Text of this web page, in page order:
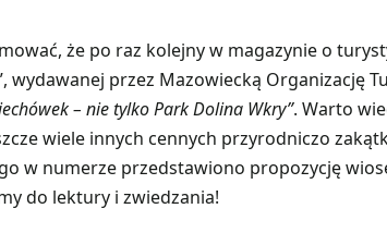
że po raz kolejny w magazynie o
wydawanej przez Mazowiecką Organizację
– nie tylko Park Dolina Wkry”. Warto
wiele innych cennych przyrodniczo
w numerze przedstawiono propozycję
do lektury i zwiedzania!